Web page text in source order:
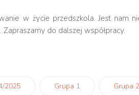
w życie przedszkola. Jest nam
do dalszej współpracy.
2025 Grupa 1 Grupa 2